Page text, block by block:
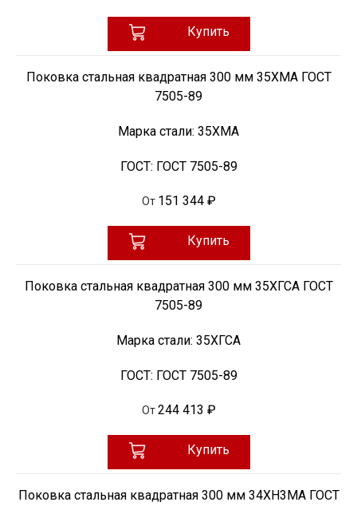
Купить
Поковка стальная квадратная 300 мм 35ХМА ГОСТ
7505-89
Марка стали: 35ХМА
ГОСТ: ГОСТ 7505-89
От 151 344 ₽
Купить
Поковка стальная квадратная 300 мм 35ХГСА ГОСТ
7505-89
Марка стали: 35ХГСА
ГОСТ: ГОСТ 7505-89
От 244 413 ₽
Купить
Поковка стальная квадратная 300 мм 34ХН3МА ГОСТ